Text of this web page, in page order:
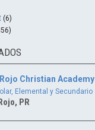
(6)
Christian Academy
Elemental y Secundario
PR